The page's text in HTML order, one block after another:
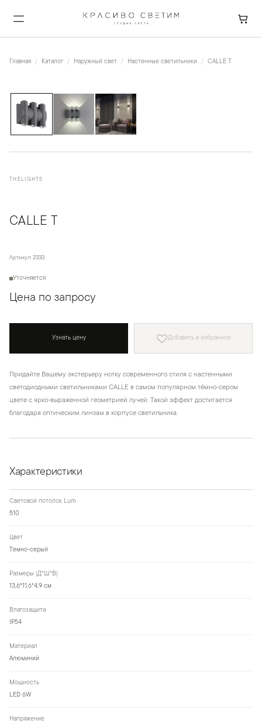
Главная Каталог Наружный свет Настенные светильники CALLE T
THELIGHTS
CALLE T
Артикул: 2333
Уточняется
Цена по запросу
Узнать цену Добавить в избранное
Придайте Вашему экстерьеру нотку современного стиля с настенными
светодиодными светильниками CALLE в самом популярном тёмно-сером
цвете с ярко-выраженной геометрией лучей. Такой эффект достигается
благодаря оптическим линзам в корпусе светильника.
Характеристики
Световой потолок Lum
510
Цвет
Темно-серый
Размеры (Д*Ш*В)
13,6*11,6*4,9 см
Влагозащита
IP54
Материал
Алюминий
Мощность
LED 6W
Напряжение